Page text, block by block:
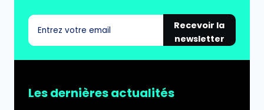
Recevoir la
newsletter
Les dernières actualités